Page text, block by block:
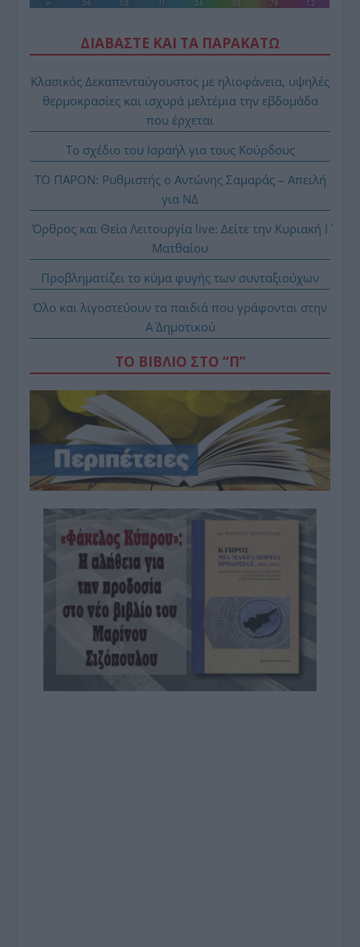
ΔΙΑΒΑΣΤΕ ΚΑΙ ΤΑ ΠΑΡΑΚΑΤΩ
Κλασικός Δεκαπενταύγουστος με ηλιοφάνεια, υψηλές
θερμοκρασίες και ισχυρά μελτέμια την εβδομάδα
που έρχεται
Το σχέδιο του Ισραήλ για τους Κούρδους
ΤΟ ΠΑΡΟΝ: Ρυθμιστής ο Αντώνης Σαμαράς – Απειλή
για ΝΔ
Όρθρος και Θεία Λειτουργία live: Δείτε την Κυριακή Ι΄
Ματθαίου
Προβληματίζει το κύμα φυγής των συνταξιούχων
Όλο και λιγοστεύουν τα παιδιά που γράφονται στην
Α΄ Δημοτικού
ΤΟ ΒΙΒΛΙΟ ΣΤΟ “Π”